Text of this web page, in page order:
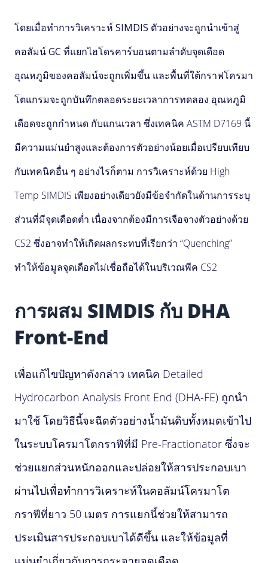
โดยเมื่อทำการวิเคราะห์ SIMDIS ตัวอย่างจะถูกนำเข้าสู่
คอลัมน์ GC ที่แยกไฮโดรคาร์บอนตามลำดับจุดเดือด
อุณหภูมิของคอลัมน์จะถูกเพิ่มขึ้น และพื้นที่ใต้กราฟโครมา
โตแกรมจะถูกบันทึกตลอดระยะเวลาการทดลอง อุณหภูมิ
เดือดจะถูกกำหนด กับแกนเวลา ซึ่งเทคนิค ASTM D7169 นี้
มีความแม่นยำสูงและต้องการตัวอย่างน้อยเมื่อเปรียบเทียบ
กับเทคนิคอื่น ๆ อย่างไรก็ตาม การวิเคราะห์ด้วย High
Temp SIMDIS เพียงอย่างเดียวยังมีข้อจำกัดในด้านการระบุ
ส่วนที่มีจุดเดือดต่ำ เนื่องจากต้องมีการเจือจางตัวอย่างด้วย
CS2 ซึ่งอาจทำให้เกิดผลกระทบที่เรียกว่า “Quenching”
ทำให้ข้อมูลจุดเดือดไม่เชื่อถือได้ในบริเวณพีค CS2
การผสม SIMDIS กับ DHA
Front-End
เพื่อแก้ไขปัญหาดังกล่าว เทคนิค Detailed
Hydrocarbon Analysis Front End (DHA-FE) ถูกนำ
มาใช้ โดยวิธีนี้จะฉีดตัวอย่างน้ำมันดิบทั้งหมดเข้าไป
ในระบบโครมาโตกราฟีที่มี Pre-Fractionator ซึ่งจะ
ช่วยแยกส่วนหนักออกและปล่อยให้สารประกอบเบา
ผ่านไปเพื่อทำการวิเคราะห์ในคอลัมน์โครมาโต
กราฟีที่ยาว 50 เมตร การแยกนี้ช่วยให้สามารถ
ประเมินสารประกอบเบาได้ดีขึ้น และให้ข้อมูลที่